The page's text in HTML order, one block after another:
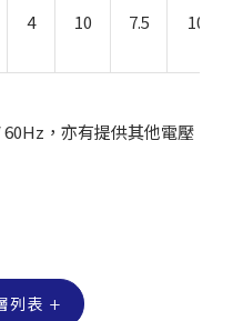
4 10 7.5 10.8
，亦有提供其他電壓
列表